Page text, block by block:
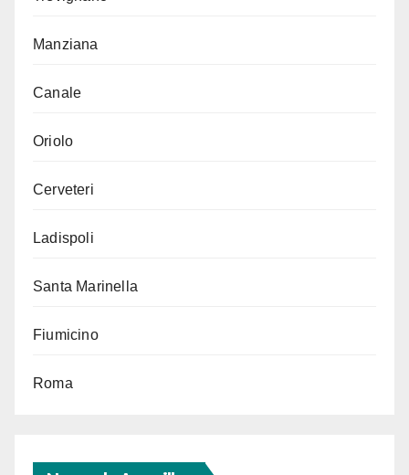
Manziana
Canale
Oriolo
Cerveteri
Ladispoli
Santa Marinella
Fiumicino
Roma